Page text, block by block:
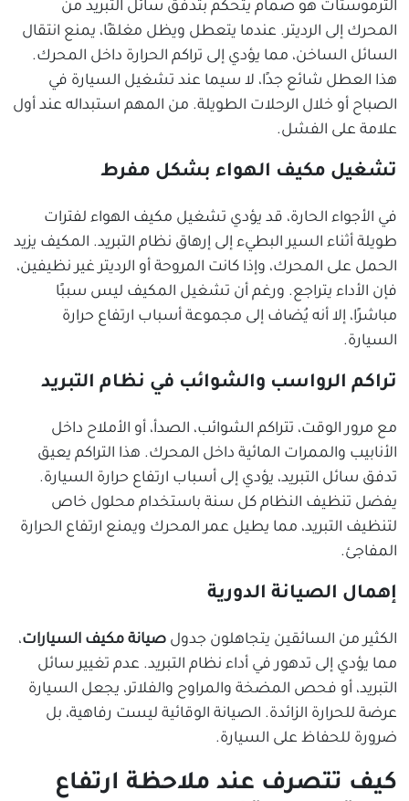
الثرموستات هو صمام يتحكم بتدفق سائل التبريد من
المحرك إلى الرديتر. عندما يتعطل ويظل مغلقًا، يمنع انتقال
السائل الساخن، مما يؤدي إلى تراكم الحرارة داخل المحرك.
هذا العطل شائع جدًا، لا سيما عند تشغيل السيارة في
الصباح أو خلال الرحلات الطويلة. من المهم استبداله عند أول
علامة على الفشل.
تشغيل مكيف الهواء بشكل مفرط
في الأجواء الحارة، قد يؤدي تشغيل مكيف الهواء لفترات
طويلة أثناء السير البطيء إلى إرهاق نظام التبريد. المكيف يزيد
الحمل على المحرك، وإذا كانت المروحة أو الرديتر غير نظيفين،
فإن الأداء يتراجع. ورغم أن تشغيل المكيف ليس سببًا
مباشرًا، إلا أنه يُضاف إلى مجموعة أسباب ارتفاع حرارة
السيارة.
تراكم الرواسب والشوائب في نظام التبريد
مع مرور الوقت، تتراكم الشوائب، الصدأ، أو الأملاح داخل
الأنابيب والممرات المائية داخل المحرك. هذا التراكم يعيق
تدفق سائل التبريد، يؤدي إلى أسباب ارتفاع حرارة السيارة.
يفضل تنظيف النظام كل سنة باستخدام محلول خاص
لتنظيف التبريد، مما يطيل عمر المحرك ويمنع ارتفاع الحرارة
المفاجئ.
إهمال الصيانة الدورية
الكثير من السائقين يتجاهلون جدول صيانة مكيف السيارات،
مما يؤدي إلى تدهور في أداء نظام التبريد. عدم تغيير سائل
التبريد، أو فحص المضخة والمراوح والفلاتر، يجعل السيارة
عرضة للحرارة الزائدة. الصيانة الوقائية ليست رفاهية، بل
ضرورة للحفاظ على السيارة.
كيف تتصرف عند ملاحظة ارتفاع